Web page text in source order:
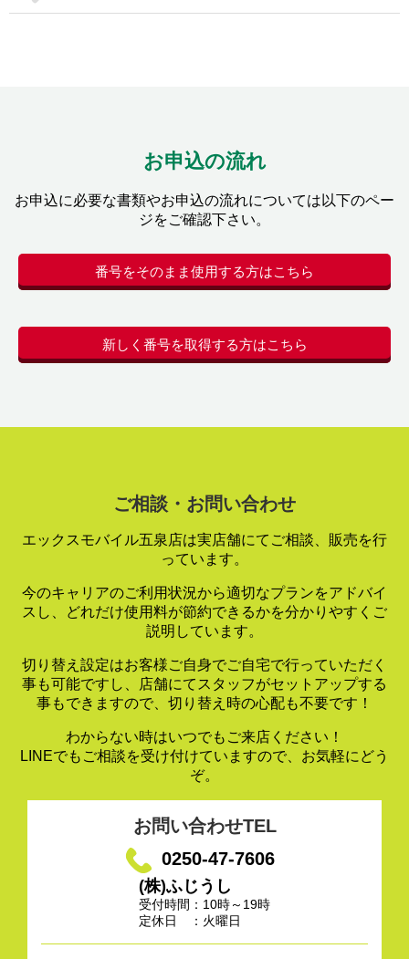
お申込の流れ
お申込に必要な書類やお申込の流れについては以下のペー
ジをご確認下さい。
番号をそのまま使用する方はこちら
新しく番号を取得する方はこちら
ご相談・お問い合わせ
エックスモバイル五泉店は実店舗にてご相談、販売を行
っています。
今のキャリアのご利用状況から適切なプランをアドバイ
スし、
どれだけ使用料が節約できるかを分かりやすくご
説明しています。
切り替え設定はお客様ご自身でご自宅で行っていただく
事も可能ですし、
店舗にてスタッフがセットアップする
事もできますので、 切り替え時の心配も不要です！
わからない時はいつでもご来店ください！
LINEでもご相談を受け付けていますので、お気軽にどう
ぞ。
お問い合わせTEL
0250-47-7606
(株)ふじうし
受付時間：10時～19時
定休日 ：火曜日